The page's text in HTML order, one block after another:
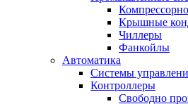
Крышные
Чиллеры
Фанкойлы
Автоматика
Системы
Контроллеры
Свободно